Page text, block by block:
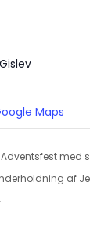
Maps
Adventsfest med
af